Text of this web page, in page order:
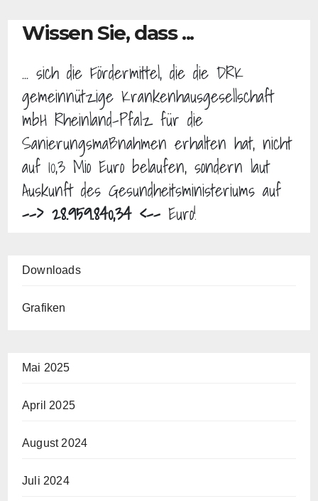
Wissen Sie, dass ...
... sich die Fördermittel, die die DRK
gemeinnützige Krankenhausgesellschaft
mbH Rheinland-Pfalz für die
Sanierungsmaßnahmen erhalten hat, nicht
auf 10,3 Mio Euro belaufen, sondern laut
Auskunft des Gesundheitsministeriums auf
--> 28.959.840,34 <-- Euro!
Downloads
Grafiken
Mai 2025
April 2025
August 2024
Juli 2024